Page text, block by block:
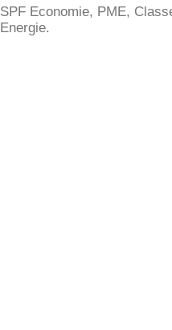
SPF Economie, PME,
Energie.